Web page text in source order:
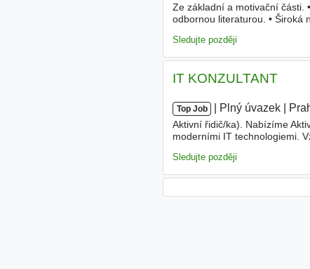
Ze základní a motivační části.
odbornou literaturou. • Široká
Sledujte později
IT KONZULTANT
Top Job Plný úvazek
Aktivní řidič/ka). Nabízíme
moderními IT technologiemi.
Sledujte později